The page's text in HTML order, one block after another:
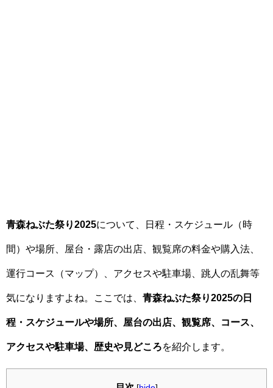
青森ねぶた祭り2025について、日程・スケジュール（時
間）や場所、屋台・露店の出店、観覧席の料金や購入法、
運行コース（マップ）、アクセスや駐車場、跳人の乱舞等
気になりますよね。ここでは、 青森ねぶた祭り2025の日
程・スケジュールや場所、屋台の出店、観覧席、コース、
アクセスや駐車場、歴史や見どころを紹介します。